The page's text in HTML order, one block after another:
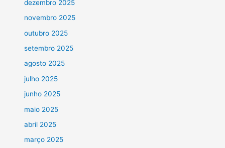
dezembro 2025
novembro 2025
outubro 2025
setembro 2025
agosto 2025
julho 2025
junho 2025
maio 2025
abril 2025
março 2025